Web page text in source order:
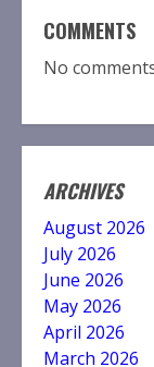
COMMENTS
No
ARCHIVES
August 2026
July 2026
June 2026
May 2026
April 2026
March 2026